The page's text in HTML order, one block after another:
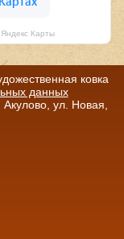
Карты
ковка
данных
ул. Новая,